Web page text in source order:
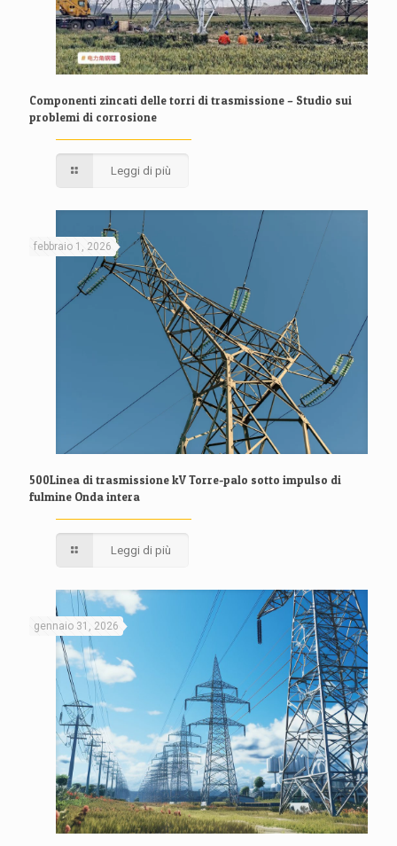
Componenti zincati delle torri di trasmissione – Studio sui
problemi di corrosione
Leggi di più
febbraio 1, 2026
500Linea di trasmissione kV Torre-palo sotto impulso di
fulmine Onda intera
Leggi di più
gennaio 31, 2026